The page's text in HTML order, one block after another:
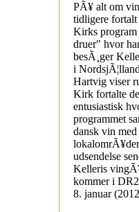
PÃ¥ alt om
tidligere
Kirks
druer" hvor
besÃ¸ger
i
Hartvig viser
Kirk fortalte
entusiastisk
programmet
dansk vin
udsendelse
Kelleris
kommer i
8. januar